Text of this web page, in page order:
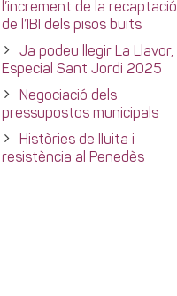
l’increment de la recaptació
de l’IBI dels pisos buits
Ja podeu llegir La Llavor,
Especial Sant Jordi 2025
Negociació dels
pressupostos municipals
Històries de lluita i
resistència al Penedès